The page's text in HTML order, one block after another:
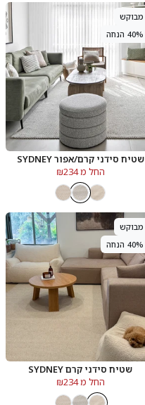
מבוקש
40% הנחה
שטיח סידני קרם/אפור SYDNEY
החל מ ₪234
מבוקש
40% הנחה
שטיח סידני קרם SYDNEY
החל מ ₪234